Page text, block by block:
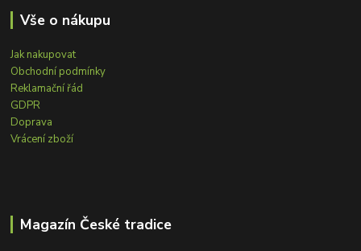
Vše o nákupu
Jak nakupovat
Obchodní podmínky
Reklamační řád
GDPR
Doprava
Vrácení zboží
Magazín České tradice